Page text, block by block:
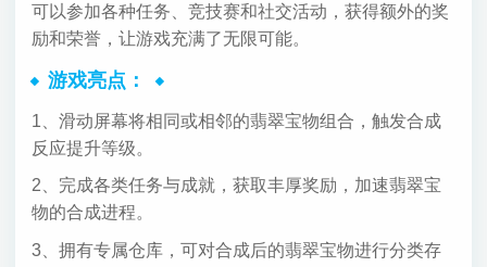
可以参加各种任务、竞技赛和社交活动，获得额外的奖
励和荣誉，让游戏充满了无限可能。
游戏亮点：
1、滑动屏幕将相同或相邻的翡翠宝物组合，触发合成
反应提升等级。
2、完成各类任务与成就，获取丰厚奖励，加速翡翠宝
物的合成进程。
3、拥有专属仓库，可对合成后的翡翠宝物进行分类存